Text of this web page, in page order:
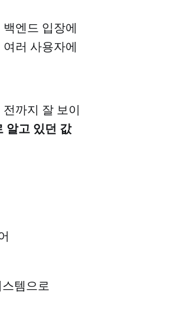
엔드 입장에
러 사용자에
까지 잘 보이
알고 있던 값
템으로